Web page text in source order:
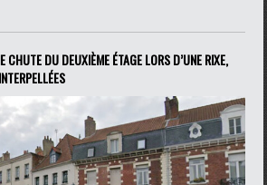
CHUTE DU DEUXIÈME ÉTAGE LORS D’UNE RIXE,